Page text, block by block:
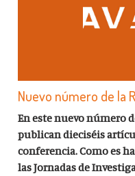
Nuevo número de la
En este nuevo número
publican dieciséis
conferencia. Como es
las Jornadas de